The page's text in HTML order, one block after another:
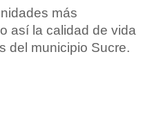
más
así la calidad de vida
del municipio Sucre.